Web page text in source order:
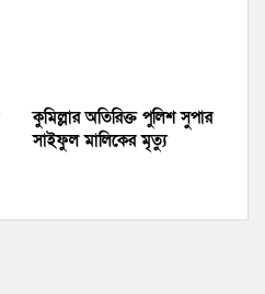
কুমিল্লার অতিরিক্ত পুলিশ সুপার
সাইফুল মালিকের মৃত্যু